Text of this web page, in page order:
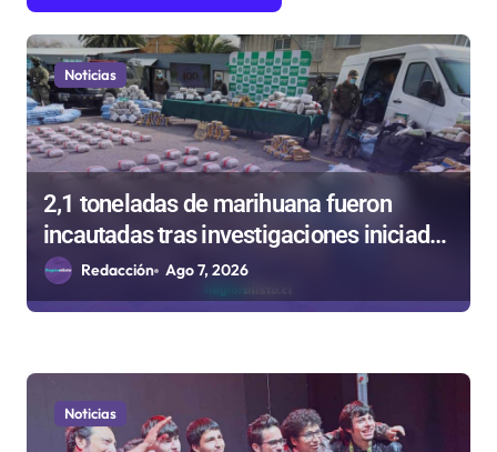
e
n
t
r
d
s
Noticias
2,1 toneladas de marihuana fueron
incautadas tras investigaciones iniciadas
en Antofagasta
Redacción Ago 7, 2026
Noticias